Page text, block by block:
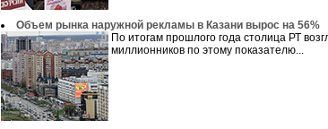
Объем рынка наружной рекламы в Казани вырос на 56%
По итогам прошлого года столица РТ
миллионников по этому показателю...